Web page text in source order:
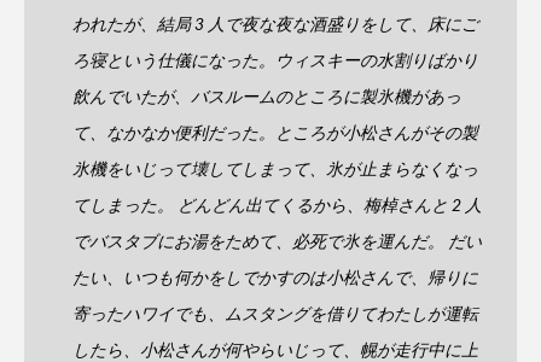
われたが、結局 3 人で夜な夜な酒盛りをして、床にご
ろ寝という仕儀になった。ウィスキーの水割りばかり
飲んでいたが、バスルームのところに製氷機があっ
て、なかなか便利だった。ところが小松さんがその製
氷機をいじって壊してしまって、氷が止まらなくなっ
てしまった。 どんどん出てくるから、梅棹さんと 2 人
でバスタブにお湯をためて、必死で氷を運んだ。 だい
たい、いつも何かをしでかすのは小松さんで、帰りに
寄ったハワイでも、ムスタングを借りてわたしが運転
したら、小松さんが何やらいじって、幌が走行中に上